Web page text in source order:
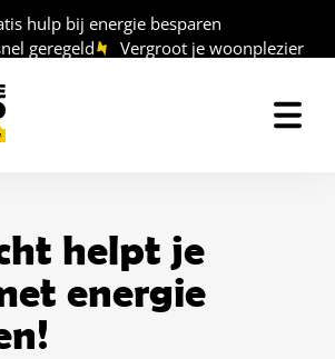
hulp bij energie besparen
geregeld
Vergroot je woonplezier
helpt je
energie